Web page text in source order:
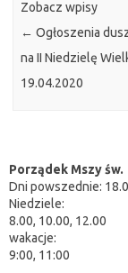
Zobacz wpisy
← Ogłoszenia
na II Niedzielę
19.04.2020
Porządek Mszy św.
Dni powszednie:
Niedziele:
8.00, 10.00, 12.00
wakacje:
9:00, 11:00